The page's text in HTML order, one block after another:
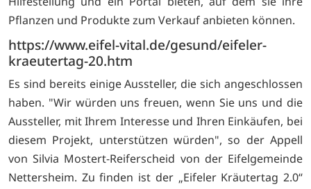
Pflanzen und Produkte zum Verkauf anbieten können.
https://www.eifel-vital.de/gesund/eifeler-
kraeutertag-20.htm
Es sind bereits einige Aussteller, die sich angeschlossen
haben. "Wir würden uns freuen, wenn Sie uns und die
Aussteller, mit Ihrem Interesse und Ihren Einkäufen, bei
diesem Projekt, unterstützen würden", so der Appell
von Silvia Mostert-Reiferscheid von der Eifelgemeinde
Nettersheim. Zu finden ist der „Eifeler Kräutertag 2.0“